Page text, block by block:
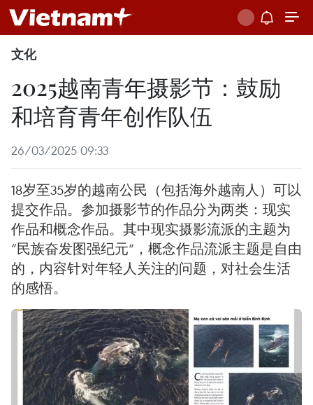
文化
2025越南青年摄影节：鼓励
和培育青年创作队伍
26/03/2025 09:33
18岁至35岁的越南公民（包括海外越南人）可以
提交作品。参加摄影节的作品分为两类：现实
作品和概念作品。其中现实摄影流派的主题为
“民族奋发图强纪元”，概念作品流派主题是自由
的，内容针对年轻人关注的问题，对社会生活
的感悟。